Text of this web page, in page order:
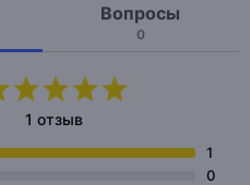
Вопросы
0
1 отзыв
1
0